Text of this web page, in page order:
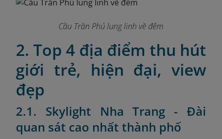
Cầu Trần Phú lung linh về đêm
2. Top 4 địa điểm thu hút
giới trẻ, hiện đại, view
đẹp
2.1. Skylight Nha Trang - Đài
quan sát cao nhất thành phố